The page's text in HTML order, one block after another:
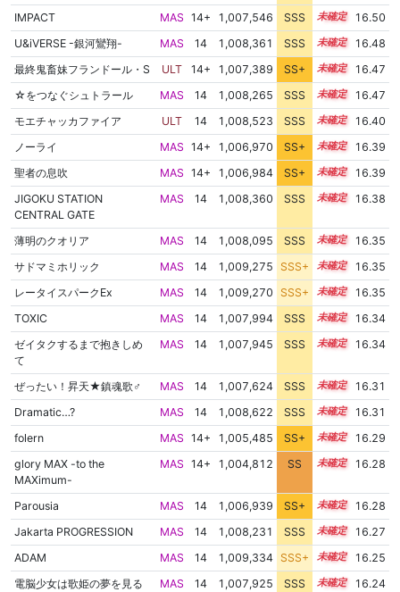
IMPACT
MAS 14+ 1,007,546 SSS 14.5
16.50
U&iVERSE -銀河鸞翔-
MAS 14 1,008,361 SSS 14.4
16.48
最終鬼畜妹フランドール・S
ULT 14+ 1,007,389 SS+ 14.5
16.47
☆をつなぐシュトラール
MAS 14 1,008,265 SSS 14.4
16.47
モエチャッカファイア
ULT 14 1,008,523 SSS 14.3
16.40
ノーライ
MAS 14+ 1,006,970 SS+ 14.5
16.39
聖者の息吹
MAS 14+ 1,006,984 SS+ 14.5
16.39
JIGOKU STATION
CENTRAL GATE
MAS 14 1,008,360 SSS 14.3 16.38
薄明のクオリア MAS 14 1,008,095 SSS 14.3
16.35
サドマミホリック
MAS 14 1,009,275 SSS+ 14.2
16.35
レータイスパークEx
MAS 14 1,009,270 SSS+ 14.2
16.35
TOXIC
MAS 14 1,007,994 SSS 14.3
16.34
ゼイタクするまで抱きしめ
て
MAS 14 1,007,945 SSS 14.3 16.34
ぜったい！昇天★鎮魂歌♂ MAS 14 1,007,624 SSS 14.3
16.31
Dramatic…?
MAS 14 1,008,622 SSS 14.2
16.31
folern
MAS 14+ 1,005,485 SS+ 14.7
16.29
glory MAX -to the
MAXimum-
MAS 14+ 1,004,812 SS 14.8 16.28
Parousia MAS 14 1,006,939 SS+ 14.4
16.28
Jakarta PROGRESSION
MAS 14 1,008,231 SSS 14.2
16.27
ADAM
MAS 14 1,009,334 SSS+ 14.1
16.25
電脳少女は歌姫の夢を見る
MAS 14 1,007,925 SSS 14.2 16.24